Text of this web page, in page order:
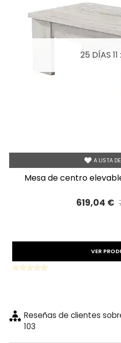
A LISTA
25 DÍAS
mesa de centro
619,04 €
VER
Reseñas de clientes
103